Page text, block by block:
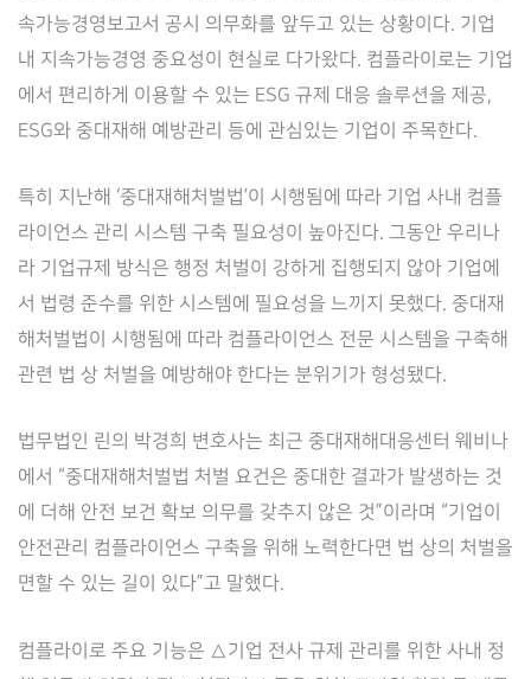
속가능경영보고서 공시 의무화를 앞두고 있는 상황이다. 기업
내 지속가능경영 중요성이 현실로 다가왔다. 컴플라이로는 기업
에서 편리하게 이용할 수 있는 ESG 규제 대응 솔루션을 제공,
ESG와 중대재해 예방관리 등에 관심있는 기업이 주목한다.
특히 지난해 ‘중대재해처벌법’이 시행됨에 따라 기업 사내 컴플
라이언스 관리 시스템 구축 필요성이 높아진다. 그동안 우리나
라 기업규제 방식은 행정 처벌이 강하게 집행되지 않아 기업에
서 법령 준수를 위한 시스템에 필요성을 느끼지 못했다. 중대재
해처벌법이 시행됨에 따라 컴플라이언스 전문 시스템을 구축해
관련 법 상 처벌을 예방해야 한다는 분위기가 형성됐다.
법무법인 린의 박경희 변호사는 최근 중대재해대응센터 웨비나
에서 “중대재해처벌법 처벌 요건은 중대한 결과가 발생하는 것
에 더해 안전 보건 확보 의무를 갖추지 않은 것”이라며 “기업이
안전관리 컴플라이언스 구축을 위해 노력한다면 법 상의 처벌을
면할 수 있는 길이 있다”고 말했다.
컴플라이로 주요 기능은 △기업 전사 규제 관리를 위한 사내 정